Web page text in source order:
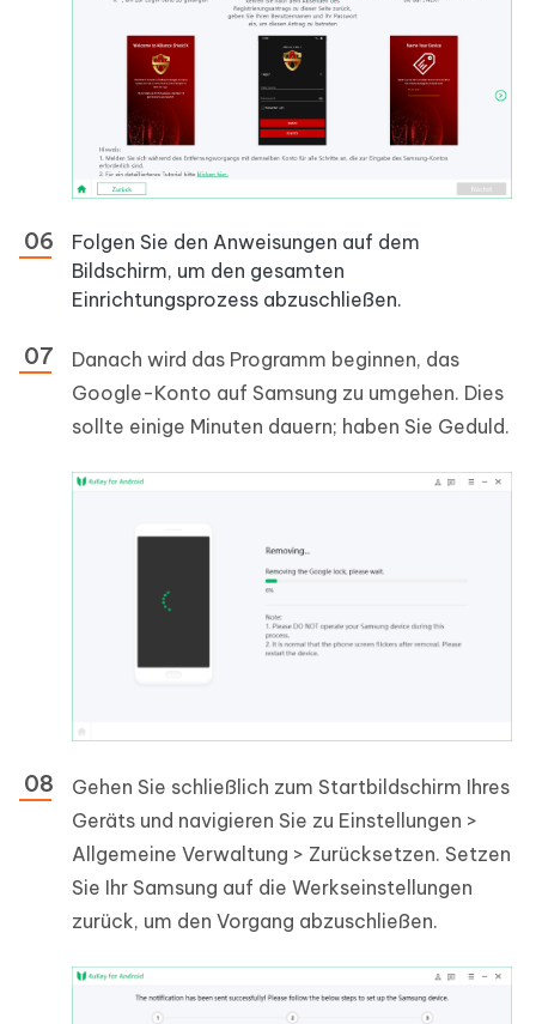
Folgen Sie den Anweisungen auf dem
Bildschirm, um den gesamten
Einrichtungsprozess abzuschließen.
Danach wird das Programm beginnen, das
Google-Konto auf Samsung zu umgehen. Dies
sollte einige Minuten dauern; haben Sie Geduld.
Gehen Sie schließlich zum Startbildschirm Ihres
Geräts und navigieren Sie zu Einstellungen >
Allgemeine Verwaltung > Zurücksetzen. Setzen
Sie Ihr Samsung auf die Werkseinstellungen
zurück, um den Vorgang abzuschließen.